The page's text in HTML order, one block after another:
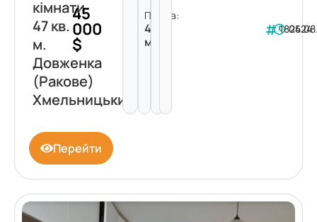
кімнати
47 кв.
м.
Довженка
(Ракове)
Хмельницький
45
000
$
Площа:
47
м²
182424
Перейти